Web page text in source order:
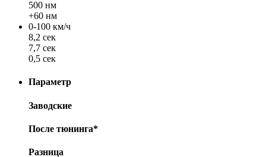
500 нм
+60 нм
0-100 км/ч
8,2 сек
7,7 сек
0,5 сек
Параметр
Заводские
После тюнинга*
Разница